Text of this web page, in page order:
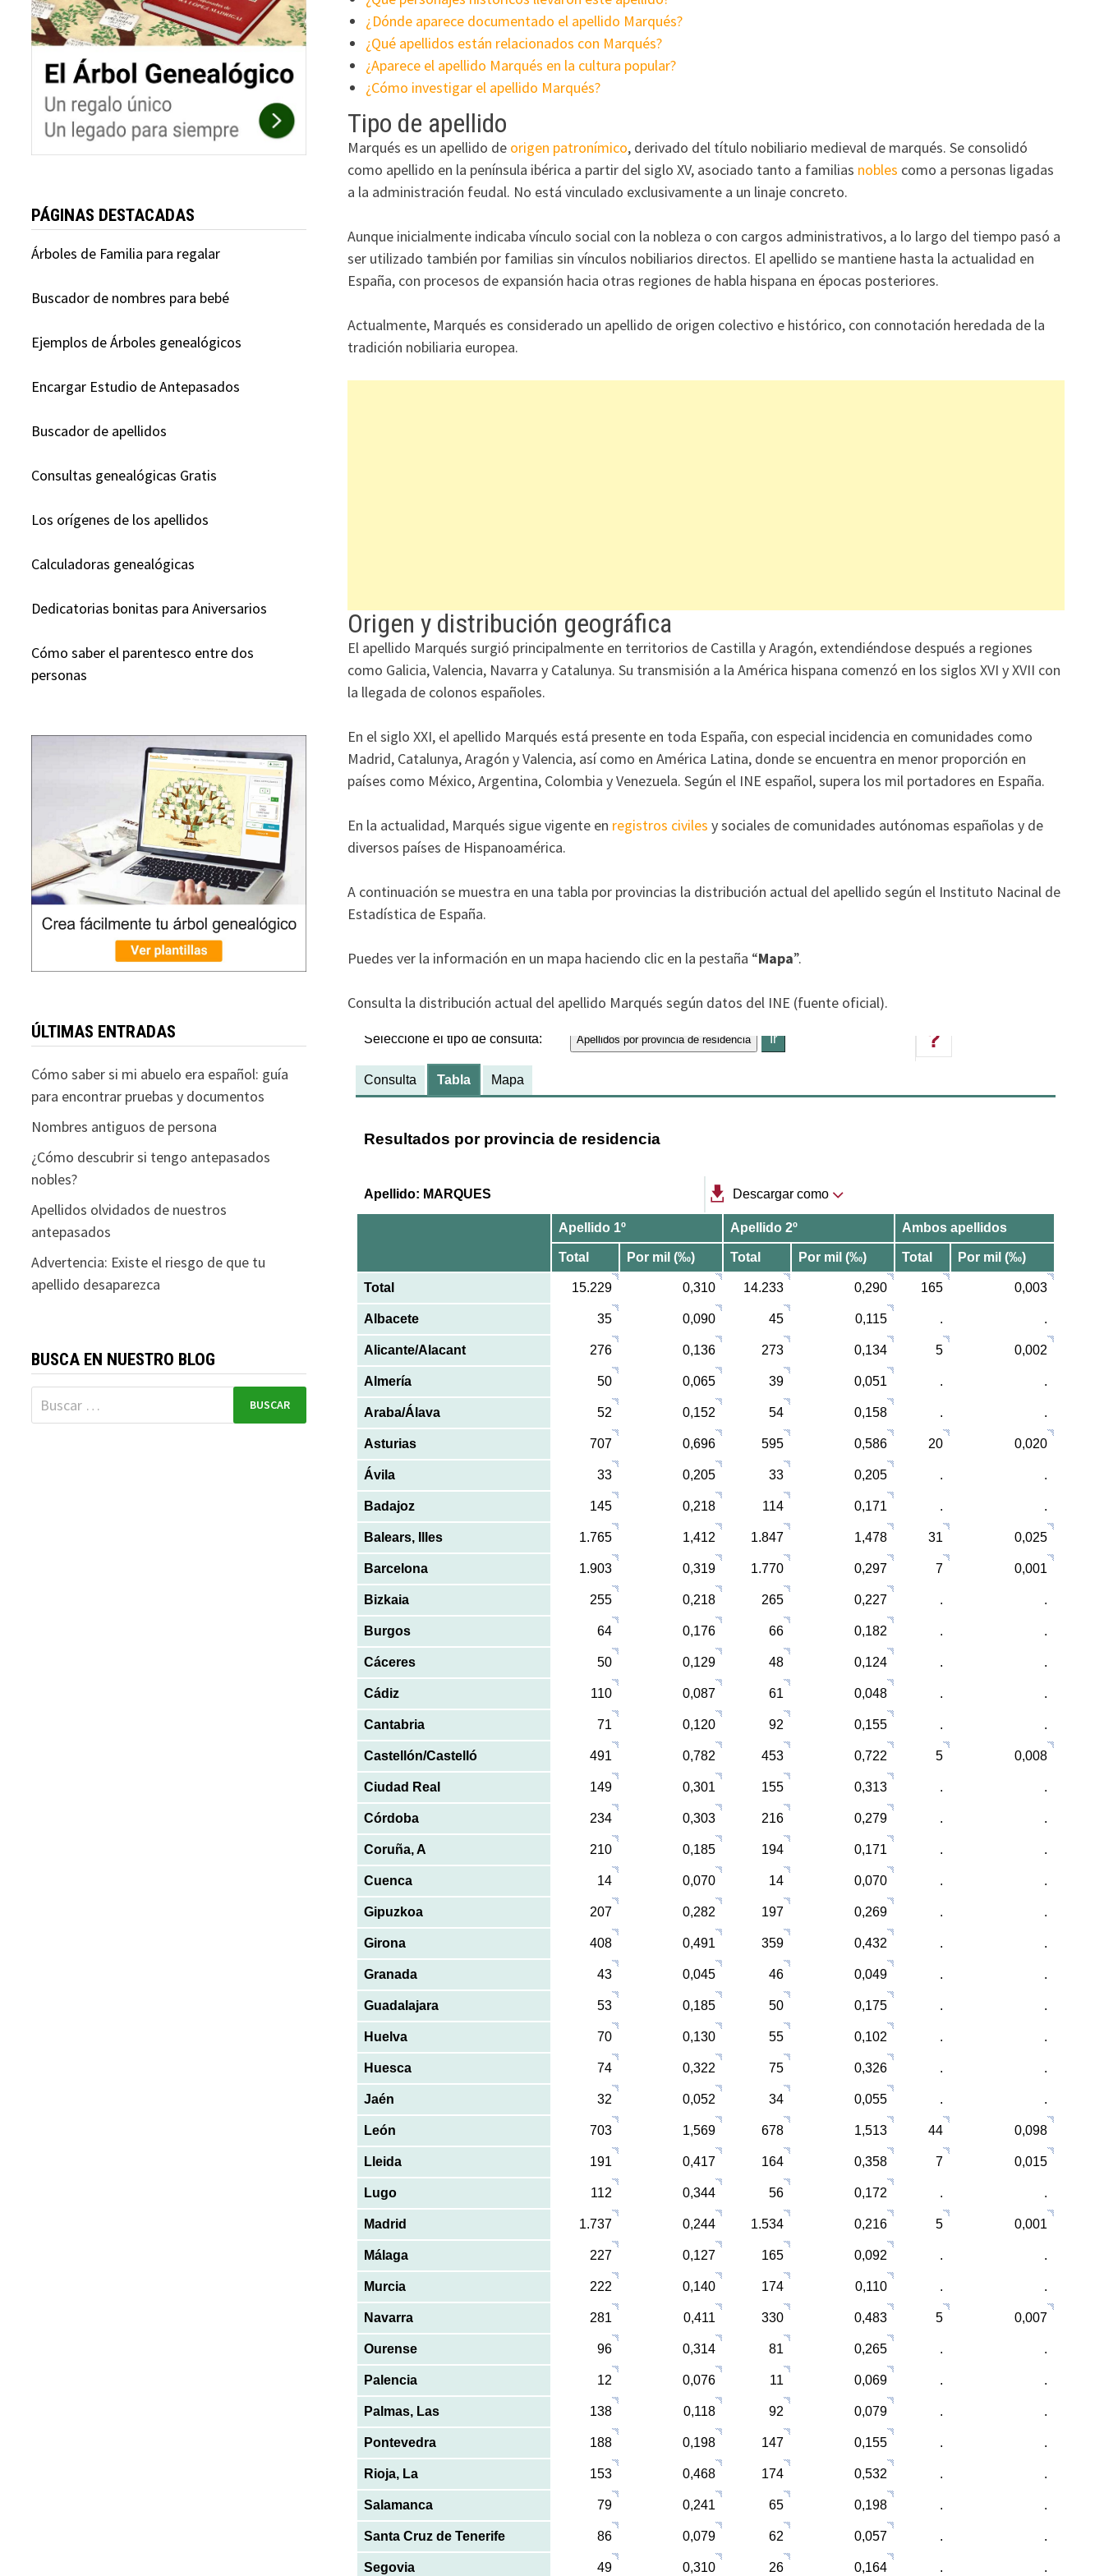
¿Dónde aparece documentado el apellido Marqués?
¿Qué apellidos están relacionados con Marqués?
¿Aparece el apellido Marqués en la cultura popular?
¿Cómo investigar el apellido Marqués?
Tipo de apellido
Marqués es un apellido de origen patronímico, derivado del título nobiliario medieval de marqués. Se consolidó
como apellido en la península ibérica a partir del siglo XV, asociado tanto a familias nobles como a personas ligadas
a la administración feudal. No está vinculado exclusivamente a un linaje concreto.
Aunque inicialmente indicaba vínculo social con la nobleza o con cargos administrativos, a lo largo del tiempo pasó a
ser utilizado también por familias sin vínculos nobiliarios directos. El apellido se mantiene hasta la actualidad en
España, con procesos de expansión hacia otras regiones de habla hispana en épocas posteriores.
Actualmente, Marqués es considerado un apellido de origen colectivo e histórico, con connotación heredada de la
tradición nobiliaria europea.
Origen y distribución geográfica
El apellido Marqués surgió principalmente en territorios de Castilla y Aragón, extendiéndose después a regiones
como Galicia, Valencia, Navarra y Catalunya. Su transmisión a la América hispana comenzó en los siglos XVI y XVII con
la llegada de colonos españoles.
En el siglo XXI, el apellido Marqués está presente en toda España, con especial incidencia en comunidades como
Madrid, Catalunya, Aragón y Valencia, así como en América Latina, donde se encuentra en menor proporción en
países como México, Argentina, Colombia y Venezuela. Según el INE español, supera los mil portadores en España.
En la actualidad, Marqués sigue vigente en registros civiles y sociales de comunidades autónomas españolas y de
diversos países de Hispanoamérica.
A continuación se muestra en una tabla por provincias la distribución actual del apellido según el Instituto Nacinal de
Estadística de España.
Puedes ver la información en un mapa haciendo clic en la pestaña “Mapa”.
Consulta la distribución actual del apellido Marqués según datos del INE (fuente oficial).
PÁGINAS DESTACADAS
Árboles de Familia para regalar
Buscador de nombres para bebé
Ejemplos de Árboles genealógicos
Encargar Estudio de Antepasados
Buscador de apellidos
Consultas genealógicas Gratis
Los orígenes de los apellidos
Calculadoras genealógicas
Dedicatorias bonitas para Aniversarios
Cómo saber el parentesco entre dos
personas
ÚLTIMAS ENTRADAS
Cómo saber si mi abuelo era español: guía
para encontrar pruebas y documentos
Nombres antiguos de persona
¿Cómo descubrir si tengo antepasados
nobles?
Apellidos olvidados de nuestros
antepasados
Advertencia: Existe el riesgo de que tu
apellido desaparezca
BUSCA EN NUESTRO BLOG